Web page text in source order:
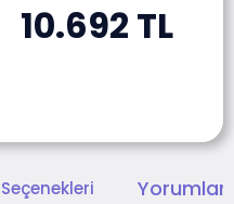
10.692 TL